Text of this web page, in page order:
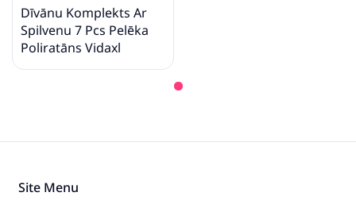
Dīvānu Komplekts Ar
Spilvenu 7 Pcs Pelēka
Poliratāns Vidaxl
Site Menu